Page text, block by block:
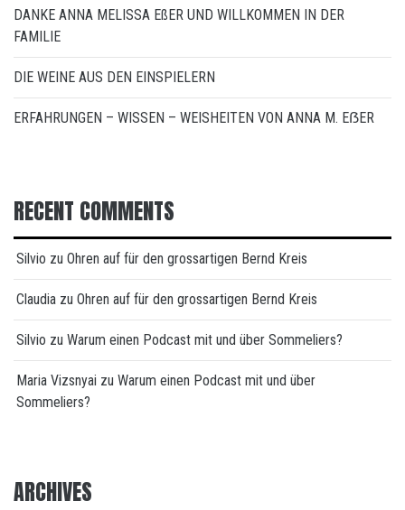
DANKE ANNA MELISSA EßER UND WILLKOMMEN IN DER
FAMILIE
DIE WEINE AUS DEN EINSPIELERN
ERFAHRUNGEN – WISSEN – WEISHEITEN VON ANNA M. EẞER
RECENT COMMENTS
Silvio zu Ohren auf für den grossartigen Bernd Kreis
Claudia zu Ohren auf für den grossartigen Bernd Kreis
Silvio zu Warum einen Podcast mit und über Sommeliers?
Maria Vizsnyai zu Warum einen Podcast mit und über
Sommeliers?
ARCHIVES